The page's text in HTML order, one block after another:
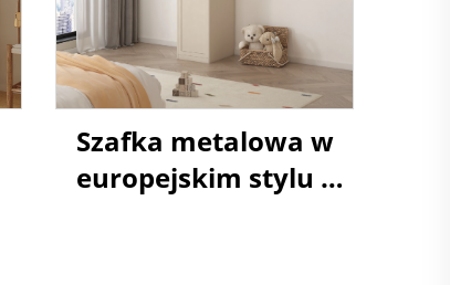
Szafka metalowa w
europejskim stylu z